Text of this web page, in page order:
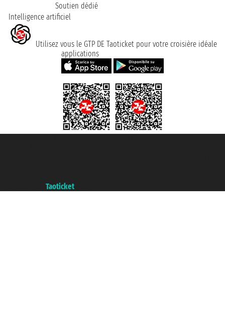
Soutien dédié
Intelligence artificiel
Utilisez vous le GTP DE Taoticket pour votre croisière idéale
applications
Taoticket